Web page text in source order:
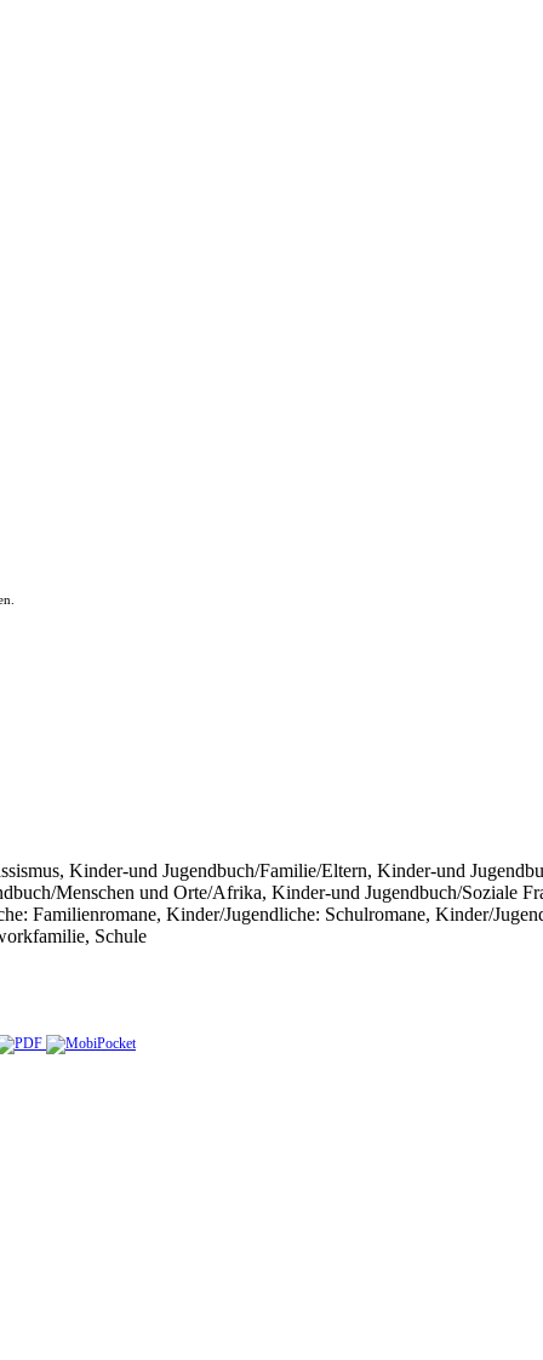
Kinder-und Jugendbuch/Familie/Eltern, Kinder-und
Menschen und Orte/Afrika, Kinder-und Jugendbuch/Soziale
Familienromane, Kinder/Jugendliche: Schulromane, Kinder/
Schule